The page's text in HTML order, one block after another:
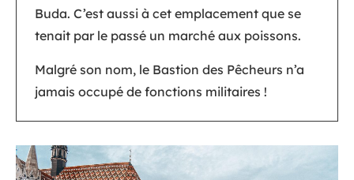
Buda. C’est aussi à cet emplacement que se
tenait par le passé un marché aux poissons.
Malgré son nom, le Bastion des Pêcheurs n’a
jamais occupé de fonctions militaires !